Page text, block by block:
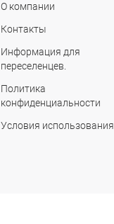
О компании
Контакты
Информация для
переселенцев.
Политика
конфиденциальности
Условия использования